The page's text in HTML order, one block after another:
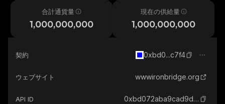
合計通貨量
1,000,000,000
現在の供給量
1,000,000,000
契約 0xbd0...c7f4
ウェブサイト wwwironbridge.org
API ID 0xbd072aba9cad9d573a5b3498f79b117dbefdc7f4_base